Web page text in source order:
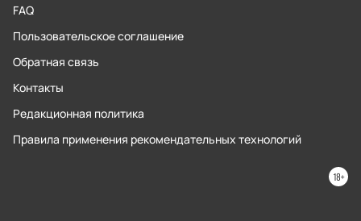
FAQ
Пользовательское соглашение
Обратная связь
Контакты
Редакционная политика
Правила применения рекомендательных технологий